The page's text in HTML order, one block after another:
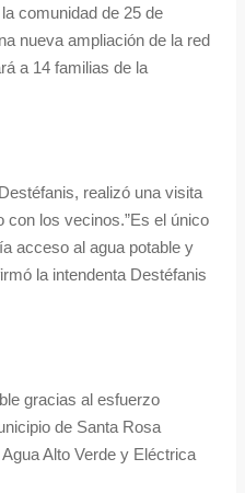
comunidad de 25 de
nueva ampliación de la red
a 14 familias de la
realizó una visita
con los vecinos.”Es el único
acceso al agua potable y
la intendenta Destéfanis
gracias al esfuerzo
de Santa Rosa
Alto Verde y Eléctrica